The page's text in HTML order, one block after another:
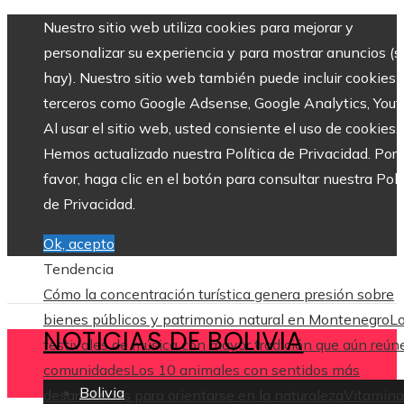
Nuestro sitio web utiliza cookies para mejorar y
personalizar su experiencia y para mostrar anuncios
hay). Nuestro sitio web también puede incluir cookies
terceros como Google Adsense, Google Analytics,
Al usar el sitio web, usted consiente el uso de cookies.
Hemos actualizado nuestra Política de Privacidad. Por
favor, haga clic en el botón para consultar nuestra
de Privacidad.
Ok, acepto
Tendencia
Cómo la concentración turística genera presión sobre
bienes públicos y patrimonio natural en Montenegro
festivales de música con mayor tradición que aún
comunidadesLos 10 animales con sentidos más
desarrollados para orientarse en la naturaleza
NOTICIAS DE BOLIVIA
Bolivia